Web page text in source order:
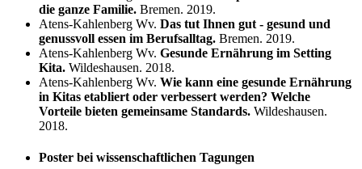
die ganze Familie. Bremen. 2019.
Atens-Kahlenberg Wv. Das tut Ihnen gut - gesund und
genussvoll essen im Berufsalltag. Bremen. 2019.
Atens-Kahlenberg Wv. Gesunde Ernährung im Setting
Kita. Wildeshausen. 2018.
Atens-Kahlenberg Wv. Wie kann eine gesunde Ernährung
in Kitas etabliert oder verbessert werden? Welche
Vorteile bieten gemeinsame Standards. Wildeshausen.
2018.
Poster bei wissenschaftlichen Tagungen